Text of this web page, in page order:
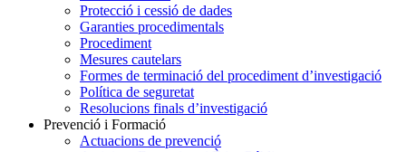
Protecció i cessió de dades
Garanties procedimentals
Procediment
Mesures cautelars
Formes de terminació del procediment d’investigació
Política de seguretat
Resolucions finals d’investigació
Prevenció i Formació
Actuacions de prevenció